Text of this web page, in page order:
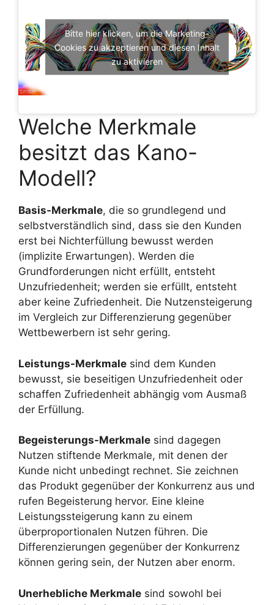
Bitte hier klicken, um die Marketing-
Cookies zu akzeptieren und diesen Inhalt
zu aktivieren
Welche Merkmale
besitzt das Kano-
Modell?
Basis-Merkmale, die so grundlegend und
selbstverständlich sind, dass sie den Kunden
erst bei Nichterfüllung bewusst werden
(implizite Erwartungen). Werden die
Grundforderungen nicht erfüllt, entsteht
Unzufriedenheit; werden sie erfüllt, entsteht
aber keine Zufriedenheit. Die Nutzensteigerung
im Vergleich zur Differenzierung gegenüber
Wettbewerbern ist sehr gering.
Leistungs-Merkmale sind dem Kunden
bewusst, sie beseitigen Unzufriedenheit oder
schaffen Zufriedenheit abhängig vom Ausmaß
der Erfüllung.
Begeisterungs-Merkmale sind dagegen
Nutzen stiftende Merkmale, mit denen der
Kunde nicht unbedingt rechnet. Sie zeichnen
das Produkt gegenüber der Konkurrenz aus und
rufen Begeisterung hervor. Eine kleine
Leistungssteigerung kann zu einem
überproportionalen Nutzen führen. Die
Differenzierungen gegenüber der Konkurrenz
können gering sein, der Nutzen aber enorm.
Unerhebliche Merkmale sind sowohl bei